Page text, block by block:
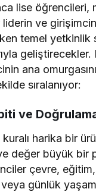
lise öğrencileri,
liderin ve
temel
geliştirecekler.
ana
sıralanıyor:
ve
harika bir
değer büyük bir
çevre,
günlük